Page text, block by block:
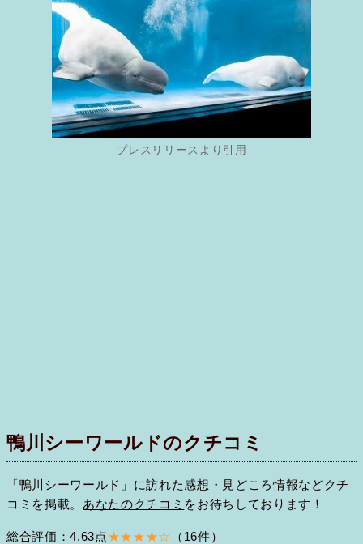
プレスリリースより引用
鴨川シーワールドのクチコミ
「鴨川シーワールド」に訪れた感想・見どころ情報などクチ
コミを掲載。 あなたのクチコミ をお待ちしております！
総合評価：4.63点★★★★☆ （16件）